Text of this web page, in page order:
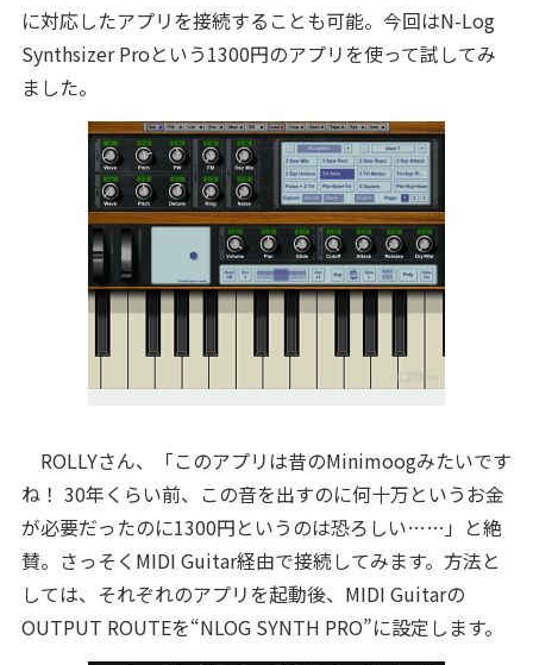
に対応したアプリを接続することも可能。今回はN-Log
Synthsizer Proという1300円のアプリを使って試してみ
ました。
ROLLYさん、「このアプリは昔のMinimoogみたいです
ね！ 30年くらい前、この音を出すのに何十万というお金
が必要だったのに1300円というのは恐ろしい……」と絶
賛。さっそくMIDI Guitar経由で接続してみます。方法と
しては、それぞれのアプリを起動後、MIDI Guitarの
OUTPUT ROUTEを“NLOG SYNTH PRO”に設定します。